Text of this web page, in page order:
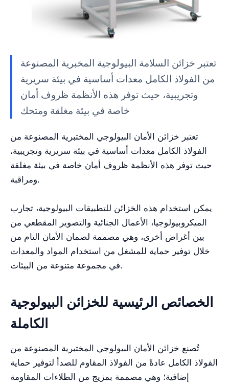
تعتبر خزائن السلامة البيولوجية المخبرية المصنوعة
من الفولاذ الكامل معدات أساسية في بيئة سريرية
وتجريبية، حيث توفر هذه الأنظمة ظروف أمان
خاصة في بيئة مغلقة ومتحك
تعتبر خزائن الأمان البيولوجي المختبرية المصنوعة من
الفولاذ الكامل معدات أساسية في بيئة سريرية وتجريبية،
حيث توفر هذه الأنظمة ظروف أمان خاصة في بيئة مغلقة
ومراقبة.
يمكن استخدام هذه الخزائن للتطبيقات البيولوجية، تجارب
الميكروبيولوجيا، الأعمال الجنائية والتصوير المقطعي من
بين أغراض أخرى، وهي مصممة لضمان الأمان التام من
خلال توفير حماية للمشغل من استخدام المواد والمعدات
في مجموعة متنوعة من البيئات.
الخصائص الرئيسية للخزائن البيولوجية
الكاملة
تُصنع خزائن الأمان البيولوجي المختبرية المصنوعة من
الفولاذ الكامل عادةً من الفولاذ المقاوم للصدأ لتوفير حماية
إضافية؛ وهي مصممة بمزيج من الطلاءات المقاومة